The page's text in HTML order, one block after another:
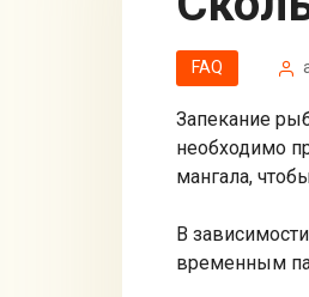
FAQ
Запекание
необходимо
мангала,
В
временным